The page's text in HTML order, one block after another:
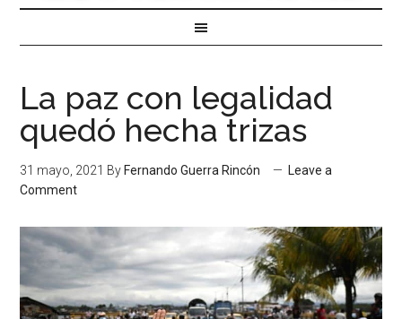
La paz con legalidad
quedó hecha trizas
31 mayo, 2021 By Fernando Guerra Rincón
Leave a
Comment